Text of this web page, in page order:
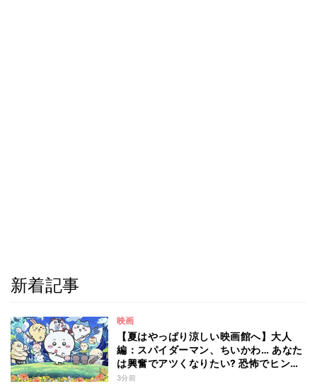
新着記事
映画
【夏はやっぱり涼しい映画館へ】大人
編：スパイダーマン、ちいかわ… あなた
は興奮でアツくなりたい? 恐怖でヒンヤ
リしたい? - 編集部が注目する最新映画5
3分前